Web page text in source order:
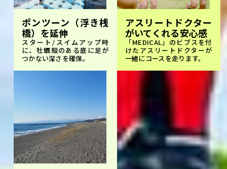
ポンツーン（浮き桟
橋）を延伸
スタート/スイムアップ時
に、牡蠣殻のある底に足が
つかない深さを確保。
アスリートドクター
がいてくれる安心感
「MEDICAL」のビブスを付
けたアスリートドクターが
一緒にコースを走ります。